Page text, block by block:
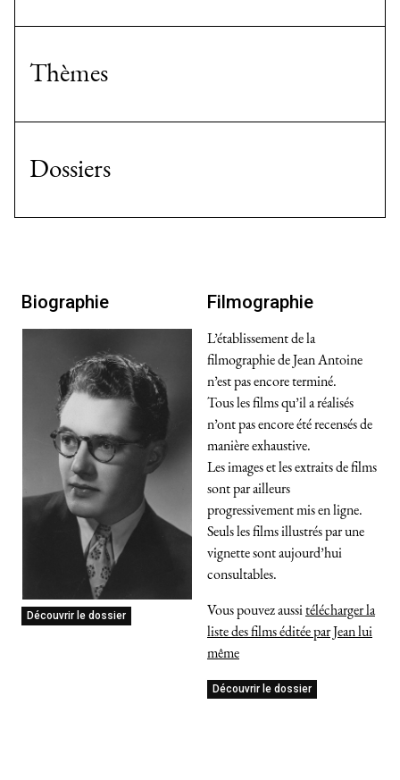
Thèmes
Dossiers
Biographie
Découvrir le dossier
Filmographie
L’établissement de la
filmographie de Jean Antoine
n’est pas encore terminé.
Tous les films qu’il a réalisés
n’ont pas encore été recensés de
manière exhaustive.
Les images et les extraits de films
sont par ailleurs
progressivement mis en ligne.
Seuls les films illustrés par une
vignette sont aujourd’hui
consultables.
Vous pouvez aussitélécharger la
liste des films éditée par Jean lui
même
Découvrir le dossier